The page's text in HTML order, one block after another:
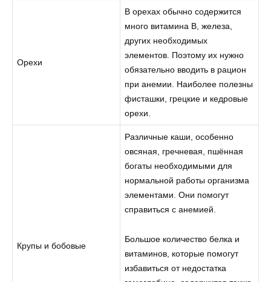
Орехи
В орехах обычно содержится
много витамина В, железа,
других необходимых
элементов. Поэтому их нужно
обязательно вводить в рацион
при анемии. Наиболее полезны
фисташки, грецкие и кедровые
орехи.
Крупы и бобовые
Различные каши, особенно
овсяная, гречневая, пшённая
богаты необходимыми для
нормальной работы организма
элементами. Они помогут
справиться с анемией.
Большое количество белка и
витаминов, которые помогут
избавиться от недостатка